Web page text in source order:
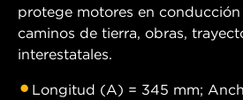
protege motores en conducción
caminos de tierra, obras,
interestatales.
Longitud (A) = 345 mm;